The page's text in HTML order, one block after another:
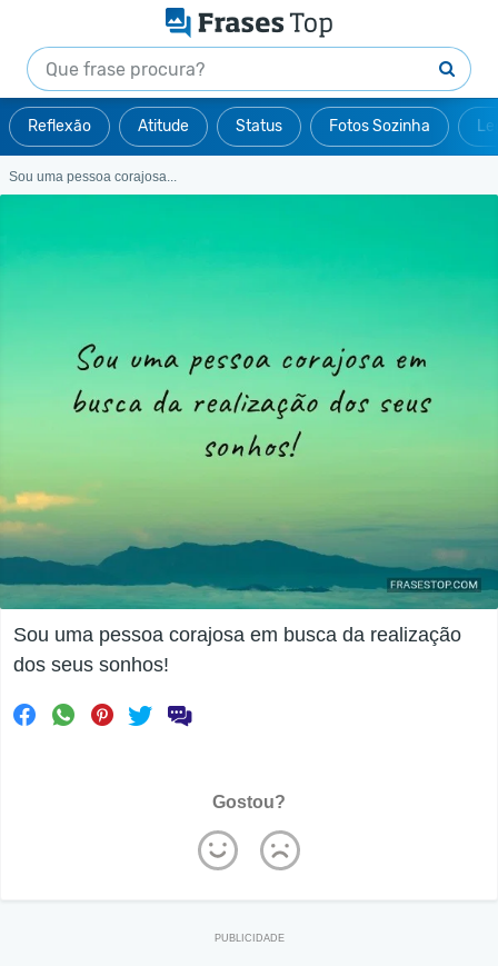
Reflexão Atitude Status Fotos Sozinha
Sou uma pessoa corajosa...
Sou uma pessoa corajosa em busca da realização
dos seus sonhos!
Gostou?